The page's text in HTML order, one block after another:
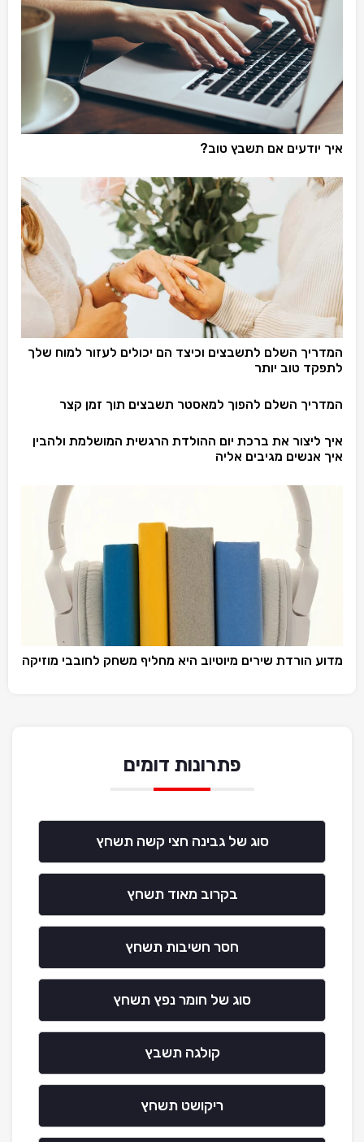
איך יודעים אם תשבץ טוב?
המדריך השלם לתשבצים וכיצד הם יכולים לעזור למוח שלך
לתפקד טוב יותר
המדריך השלם להפוך למאסטר תשבצים תוך זמן קצר
איך ליצור את ברכת יום ההולדת הרגשית המושלמת ולהבין
איך אנשים מגיבים אליה
מדוע הורדת שירים מיוטיוב היא מחליף משחק לחובבי מוזיקה
פתרונות דומים
סוג של גבינה חצי קשה תשחץ
בקרוב מאוד תשחץ
חסר חשיבות תשחץ
סוג של חומר נפץ תשחץ
קולגה תשבץ
ריקושט תשחץ